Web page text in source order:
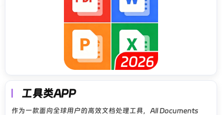
工具类APP
作为一款面向全球用户的高效文档处理工具，All Documents